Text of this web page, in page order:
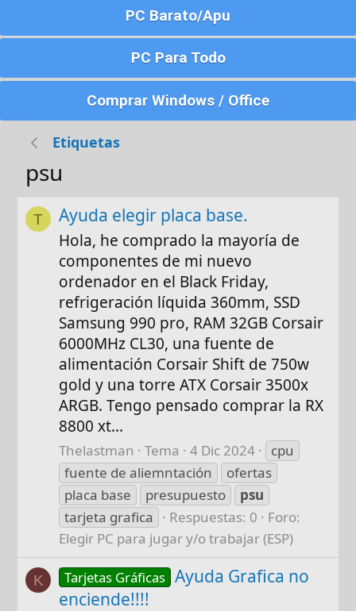
PC Barato/Apu
PC Para Todo
Comprar Windows / Office
Etiquetas
psu
T Ayuda elegir placa base.
Hola, he comprado la mayoría de
componentes de mi nuevo
ordenador en el Black Friday,
refrigeración líquida 360mm, SSD
Samsung 990 pro, RAM 32GB Corsair
6000MHz CL30, una fuente de
alimentación Corsair Shift de 750w
gold y una torre ATX Corsair 3500x
ARGB. Tengo pensado comprar la RX
8800 xt...
Thelastman Tema 4 Dic 2024
cpu
fuente de aliemntación
ofertas
placa base
presupuesto
psu
tarjeta grafica
Respuestas: 0
Foro:
Elegir PC para jugar y/o trabajar (ESP)
K Tarjetas Gráficas Ayuda Grafica no
enciende!!!!